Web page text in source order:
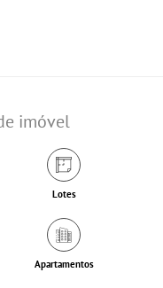
imóvel
Lotes
Apartamentos